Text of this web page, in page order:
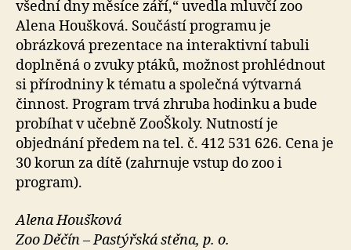
všední dny měsíce září,“ uvedla mluvčí zoo
Alena Houšková. Součástí programu je
obrázková prezentace na interaktivní tabuli
doplněná o zvuky ptáků, možnost prohlédnout
si přírodniny k tématu a společná výtvarná
činnost. Program trvá zhruba hodinku a bude
probíhat v učebně ZooŠkoly. Nutností je
objednání předem na tel. č. 412 531 626. Cena je
30 korun za dítě (zahrnuje vstup do zoo i
program).
Alena Houšková
Zoo Děčín – Pastýřská stěna, p. o.